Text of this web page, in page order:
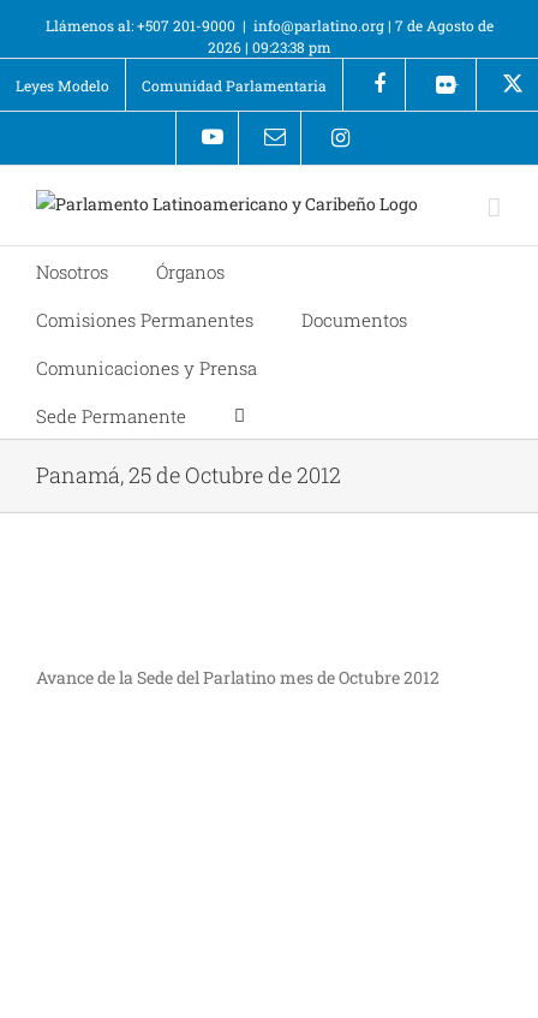
Llámenos al: +507 201-9000 | info@parlatino.org| 7 de Agosto de
2026 | 09:23:38 pm
Leyes Modelo
Comunidad Parlamentaria +
Nosotros
Órganos
Comisiones Permanentes
Documentos
Comunicaciones y Prensa
Sede Permanente
Panamá, 25 de Octubre de 2012
Avance de la Sede del Parlatino mes de Octubre 2012